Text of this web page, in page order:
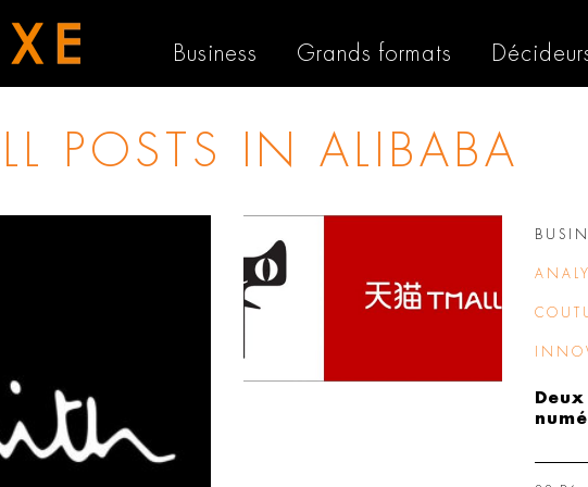
Business Grands formats
POSTS IN ALIBABA